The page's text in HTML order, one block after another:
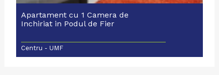
Apartament cu 1 Camera de
Inchiriat in Podul de Fier
Centru - UMF